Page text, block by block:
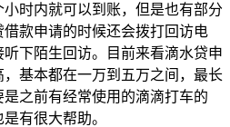
时内就可以到账，但是也有部分
款申请的时候还会拨打回访电
下陌生回访。目前来看滴水贷申
基本都在一万到五万之间，最长
之前有经常使用的滴滴打车的
有很大帮助。